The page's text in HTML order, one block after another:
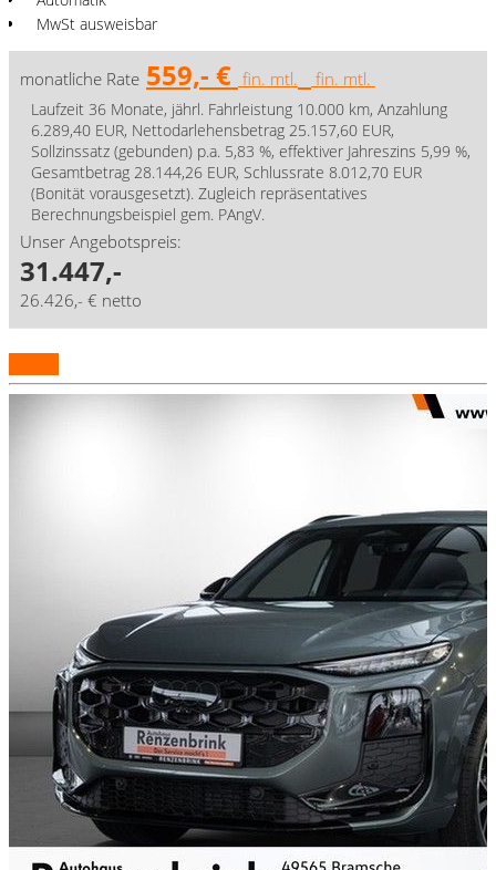
MwSt ausweisbar
monatliche Rate 559,- € fin. mtl. fin. mtl.
Laufzeit 36 Monate, jährl. Fahrleistung 10.000 km, Anzahlung
6.289,40 EUR, Nettodarlehensbetrag 25.157,60 EUR,
Sollzinssatz (gebunden) p.a. 5,83 %, effektiver Jahreszins 5,99 %,
Gesamtbetrag 28.144,26 EUR, Schlussrate 8.012,70 EUR
(Bonität vorausgesetzt). Zugleich repräsentatives
Berechnungsbeispiel gem. PAngV.
Unser Angebotspreis:
31.447,-
26.426,- € netto